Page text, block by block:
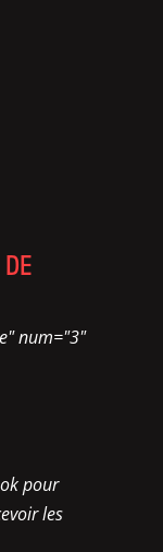
num="3"
pour
les